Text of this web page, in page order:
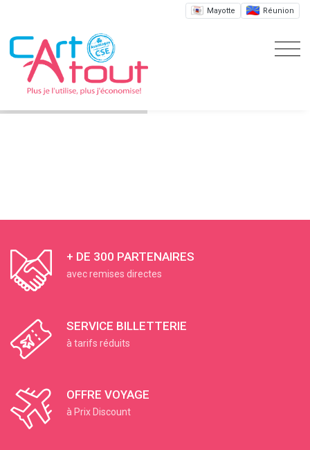
Mayotte Réunion
+ DE 300 PARTENAIRES
avec remises directes
SERVICE BILLETTERIE
à tarifs réduits
OFFRE VOYAGE
à Prix Discount